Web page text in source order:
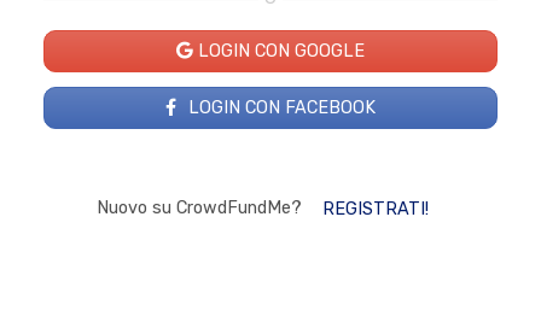
LOGIN CON GOOGLE
LOGIN CON FACEBOOK
Nuovo su CrowdFundMe? REGISTRATI!